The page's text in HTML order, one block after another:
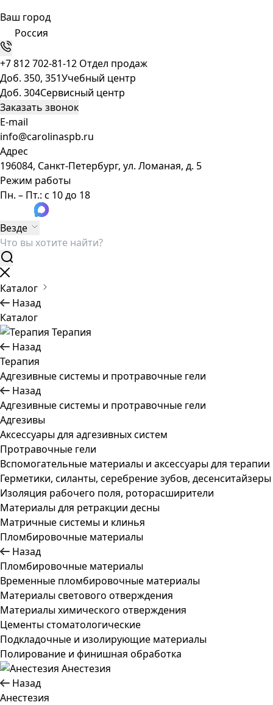
Ваш город
Россия
+7 812 702-81-12 Отдел продаж
Доб. 350, 351Учебный центр
Доб. 304Сервисный центр
Заказать звонок
E-mail
info@carolinaspb.ru
Адрес
196084, Санкт-Петербург, ул. Ломаная, д. 5
Режим работы
Пн. – Пт.: с 10 до 18
Везде
Каталог
Назад
Каталог
Терапия
Назад
Терапия
Адгезивные системы и протравочные гели
Назад
Адгезивные системы и протравочные гели
Адгезивы
Аксессуары для адгезивных систем
Протравочные гели
Вспомогательные материалы и аксессуары для терапии
Герметики, силанты, серебрение зубов, десенситайзеры
Изоляция рабочего поля, роторасширители
Материалы для ретракции десны
Матричные системы и клинья
Пломбировочные материалы
Назад
Пломбировочные материалы
Временные пломбировочные материалы
Материалы светового отверждения
Материалы химического отверждения
Цементы стоматологические
Подкладочные и изолирующие материалы
Полирование и финишная обработка
Анестезия
Назад
Анестезия